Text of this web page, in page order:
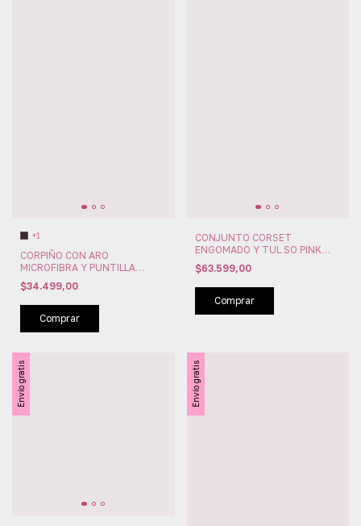
+1
CORPIÑO CON ARO
MICROFIBRA Y PUNTILLA
LISBOA SO PINK (PINK63200)
$34.499,00
Comprar
CONJUNTO CORSET
ENGOMADO Y TUL SO PINK
(PINK41500)
$63.599,00
Comprar
Envío gratis Envío gratis